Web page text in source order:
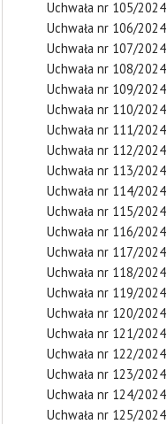
Uchwała nr 105/2024
Uchwała nr 106/2024
Uchwała nr 107/2024
Uchwała nr 108/2024
Uchwała nr 109/2024
Uchwała nr 110/2024
Uchwała nr 111/2024
Uchwała nr 112/2024
Uchwała nr 113/2024
Uchwała nr 114/2024
Uchwała nr 115/2024
Uchwała nr 116/2024
Uchwała nr 117/2024
Uchwała nr 118/2024
Uchwała nr 119/2024
Uchwała nr 120/2024
Uchwała nr 121/2024
Uchwała nr 122/2024
Uchwała nr 123/2024
Uchwała nr 124/2024
Uchwała nr 125/2024